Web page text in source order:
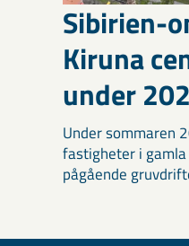
Sibirien-
Kiruna
under
Under sommaren
fastigheter i
pågående